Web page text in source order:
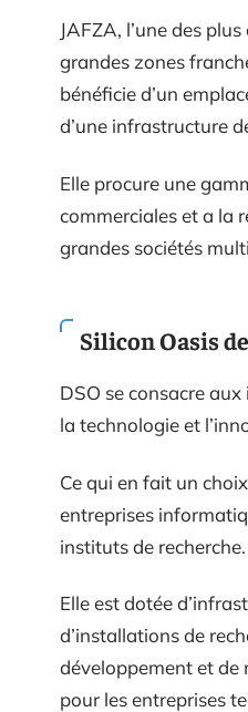
JAFZA, l’une des
grandes zones
bénéficie d’un
d’une infrastructure
Elle procure une
commerciales et a la
grandes sociétés
Silicon Oasis
DSO se consacre
la technologie et
Ce qui en fait un
entreprises
instituts de recherche.
Elle est dotée
d’installations de
développement et de
pour les entreprises